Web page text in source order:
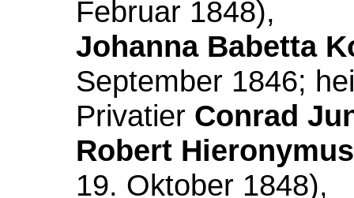
Februar 1848),
Johanna Babetta
September 1846;
Privatier Conrad
Robert
19. Oktober 1848),